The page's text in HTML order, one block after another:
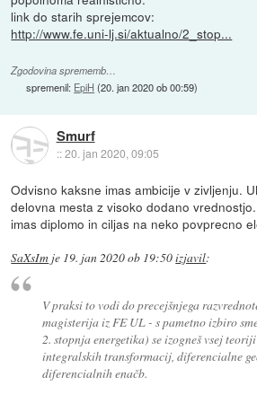
link do starih sprejemcov:
http://www.fe.uni-lj.si/aktualno/2_stop...
Zgodovina sprememb…
spremenil: EpiH (20. jan 2020 ob 00:59)
Smurf
::20. jan 2020, 09:05
Odvisno kaksne imas ambicije v zivljenju.
delovna mesta z visoko dodano
imas diplomo in ciljas na neko povprecno
SaXsIm je 19. jan 2020 ob 19:50izjavil:
V praksi to vodi do precejšnjega
magisterija iz FE UL - s pametno izbiro
2. stopnja energetika) se izogneš vsej
integralskih transformacij, diferencialne
diferencialnih enačb.